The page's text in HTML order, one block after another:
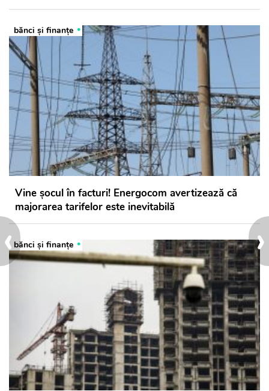
›
‹
bănci şi finanţe
Vine șocul în facturi! Energocom avertizează că
majorarea tarifelor este inevitabilă
bănci şi finanţe